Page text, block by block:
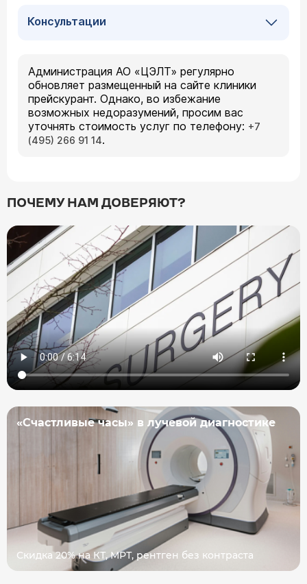
Консультации
Администрация АО «ЦЭЛТ» регулярно
обновляет размещенный на сайте клиники
прейскурант. Однако, во избежание
возможных недоразумений, просим вас
уточнять стоимость услуг по телефону: +7
(495) 266 91 14.
ПОЧЕМУ НАМ ДОВЕРЯЮТ?
«Счастливые часы» в лучевой диагностике
Скидка 20% на КТ, МРТ, рентген без контраста